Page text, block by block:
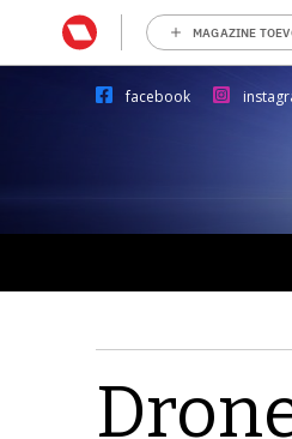
MAGAZINE
facebook